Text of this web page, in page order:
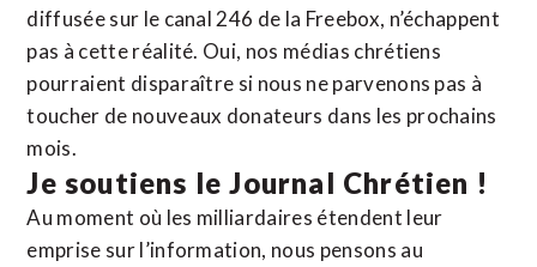
diffusée sur le canal 246 de la Freebox, n’échappent
pas à cette réalité. Oui, nos médias chrétiens
pourraient disparaître si nous ne parvenons pas à
toucher de nouveaux donateurs dans les prochains
mois.
Je soutiens le Journal Chrétien !
Au moment où les milliardaires étendent leur
emprise sur l’information, nous pensons au